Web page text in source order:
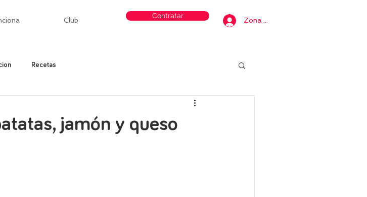
Club
Contratar
Zona privada
Recetas
jamón y queso